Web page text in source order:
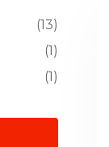
(13)
(1)
(1)